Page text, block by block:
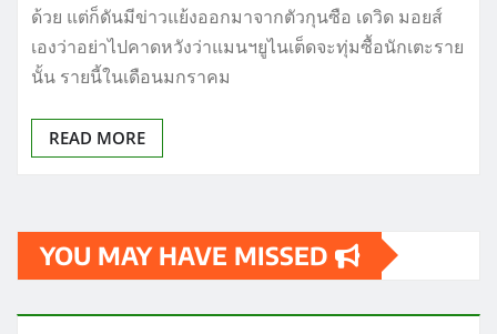
ด้วย แต่ก็ดันมีข่าวแย้งออกมาจากตัวกุนซือ เดวิด มอยส์
เองว่าอย่าไปคาดหวังว่าแมนฯยูไนเต็ดจะทุ่มซื้อนักเตะราย
นั้น รายนี้ในเดือนมกราคม
READ MORE
YOU MAY HAVE MISSED